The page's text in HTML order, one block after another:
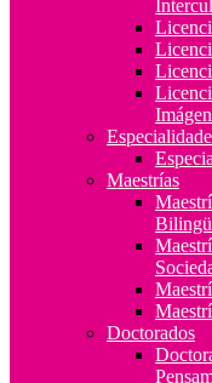
Maestrías
Doctorados